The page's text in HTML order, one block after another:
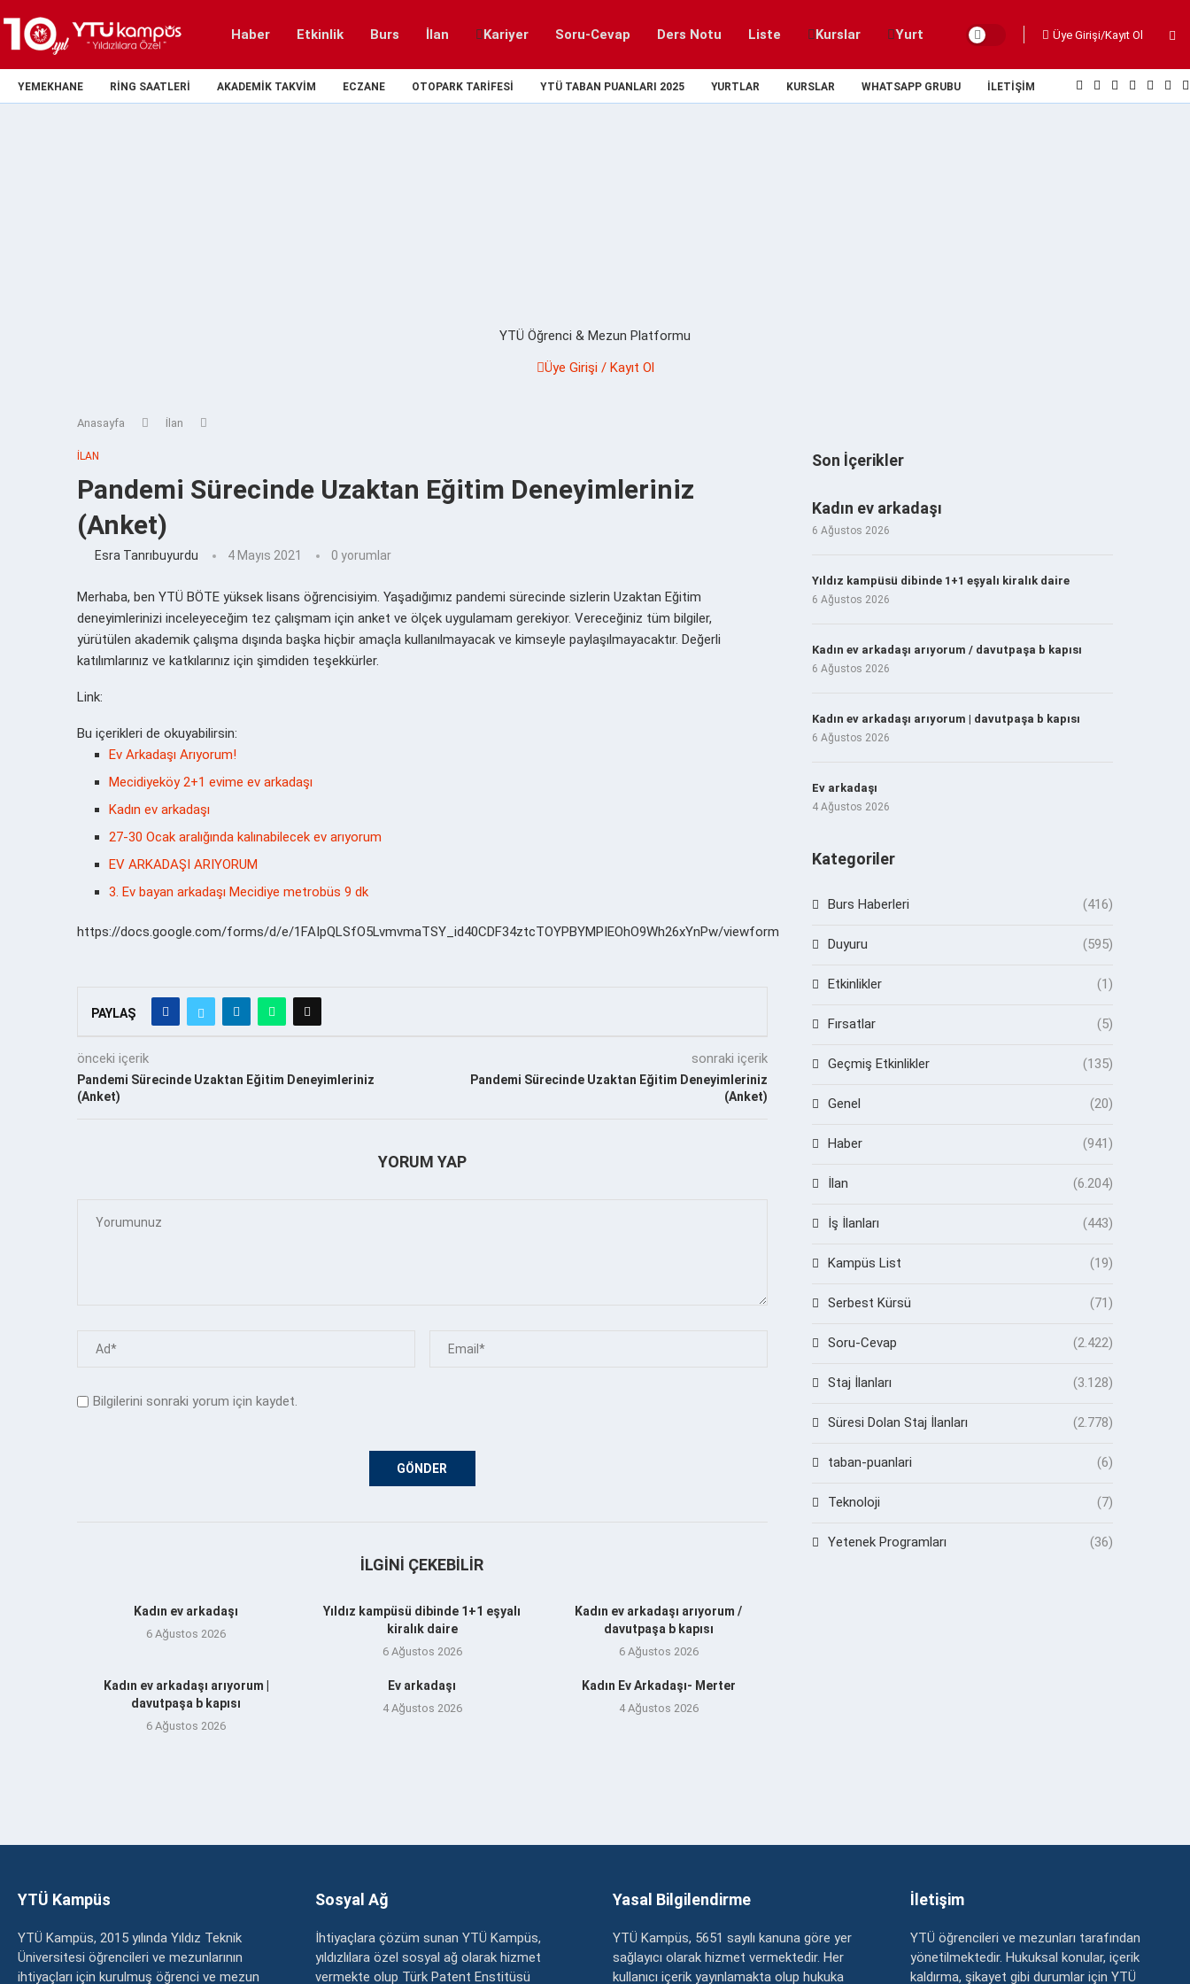
Haber Etkinlik Burs İlan Kariyer Soru-Cevap Ders Notu Liste Kurslar Yurt Üye Girişi/Kayıt Ol
YEMEKHANE RING SAATLERI AKADEMIK TAKVIM ECZANE OTOPARK TARIFESI YTÜ TABAN PUANLARI 2025 YURTLAR KURSLAR WHATSAPP GRUBU İLETIŞIM
YTÜ Öğrenci & Mezun Platformu
Üye Girişi / Kayıt Ol
Anasayfa İlan
İLAN
Pandemi Sürecinde Uzaktan Eğitim Deneyimleriniz
(Anket)
Esra Tanrıbuyurdu 4 Mayıs 2021 0 yorumlar
Merhaba, ben YTÜ BÖTE yüksek lisans öğrencisiyim. Yaşadığımız pandemi sürecinde sizlerin Uzaktan Eğitim
deneyimlerinizi inceleyeceğim tez çalışmam için anket ve ölçek uygulamam gerekiyor. Vereceğiniz tüm bilgiler,
yürütülen akademik çalışma dışında başka hiçbir amaçla kullanılmayacak ve kimseyle paylaşılmayacaktır. Değerli
katılımlarınız ve katkılarınız için şimdiden teşekkürler.
Link:
Bu içerikleri de okuyabilirsin:
Ev Arkadaşı Arıyorum!
Mecidiyeköy 2+1 evime ev arkadaşı
Kadın ev arkadaşı
27-30 Ocak aralığında kalınabilecek ev arıyorum
EV ARKADAŞI ARIYORUM
3. Ev bayan arkadaşı Mecidiye metrobüs 9 dk
https://docs.google.com/forms/d/e/1FAIpQLSfO5LvmvmaTSY_id40CDF34ztcTOYPBYMPIEOhO9Wh26xYnPw/viewform
PAYLAŞ
önceki içerik
Pandemi Sürecinde Uzaktan Eğitim Deneyimleriniz
(Anket)
sonraki içerik
Pandemi Sürecinde Uzaktan Eğitim Deneyimleriniz
(Anket)
YORUM YAP
Bilgilerini sonraki yorum için kaydet.
İLGINI ÇEKEBILIR
Kadın ev arkadaşı
6 Ağustos 2026
Yıldız kampüsü dibinde 1+1 eşyalı
kiralık daire
6 Ağustos 2026
Kadın ev arkadaşı arıyorum /
davutpaşa b kapısı
6 Ağustos 2026
Kadın ev arkadaşı arıyorum |
davutpaşa b kapısı
6 Ağustos 2026
Ev arkadaşı
4 Ağustos 2026
Kadın Ev Arkadaşı- Merter
4 Ağustos 2026
Son İçerikler
Kadın ev arkadaşı
6 Ağustos 2026
Yıldız kampüsü dibinde 1+1 eşyalı kiralık daire
6 Ağustos 2026
Kadın ev arkadaşı arıyorum / davutpaşa b kapısı
6 Ağustos 2026
Kadın ev arkadaşı arıyorum | davutpaşa b kapısı
6 Ağustos 2026
Ev arkadaşı
4 Ağustos 2026
Kategoriler
Burs Haberleri (416)
Duyuru (595)
Etkinlikler (1)
Fırsatlar (5)
Geçmiş Etkinlikler (135)
Genel (20)
Haber (941)
İlan (6.204)
İş İlanları (443)
Kampüs List (19)
Serbest Kürsü (71)
Soru-Cevap (2.422)
Staj İlanları (3.128)
Süresi Dolan Staj İlanları (2.778)
taban-puanlari (6)
Teknoloji (7)
Yetenek Programları (36)
YTÜ Kampüs
YTÜ Kampüs, 2015 yılında Yıldız Teknik
Üniversitesi öğrencileri ve mezunlarının
ihtiyaçları için kurulmuş öğrenci ve mezun
Sosyal Ağ
İhtiyaçlara çözüm sunan YTÜ Kampüs,
yıldızlılara özel sosyal ağ olarak hizmet
vermekte olup Türk Patent Enstitüsü
Yasal Bilgilendirme
YTÜ Kampüs, 5651 sayılı kanuna göre yer
sağlayıcı olarak hizmet vermektedir. Her
kullanıcı içerik yayınlamakta olup hukuka
İletişim
YTÜ öğrencileri ve mezunları tarafından
yönetilmektedir. Hukuksal konular, içerik
kaldırma, şikayet gibi durumlar için YTÜ